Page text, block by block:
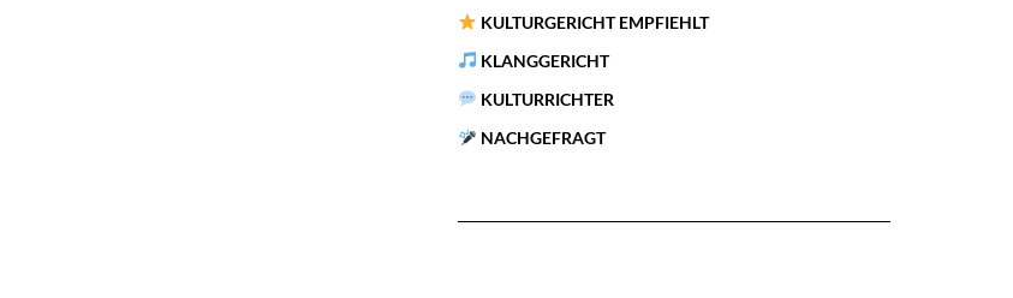
KULTURGERICHT EMPFIEHLT
KLANGGERICHT
KULTURRICHTER
NACHGEFRAGT